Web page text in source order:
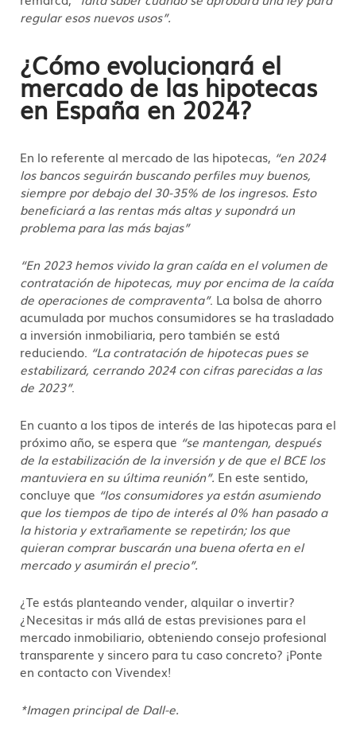
regular esos nuevos usos”.
¿Cómo evolucionará el
mercado de las hipotecas
en España en 2024?
En lo referente al mercado de las hipotecas, “en 2024
los bancos seguirán buscando perfiles muy buenos,
siempre por debajo del 30-35% de los ingresos. Esto
beneficiará a las rentas más altas y supondrá un
problema para las más bajas”
“En 2023 hemos vivido la gran caída en el volumen de
contratación de hipotecas, muy por encima de la caída
de operaciones de compraventa”. La bolsa de ahorro
acumulada por muchos consumidores se ha trasladado
a inversión inmobiliaria, pero también se está
reduciendo. “La contratación de hipotecas pues se
estabilizará, cerrando 2024 con cifras parecidas a las
de 2023”.
En cuanto a los tipos de interés de las hipotecas para el
próximo año, se espera que “se mantengan, después
de la estabilización de la inversión y de que el BCE los
mantuviera en su última reunión”. En este sentido,
concluye que “los consumidores ya están asumiendo
que los tiempos de tipo de interés al 0% han pasado a
la historia y extrañamente se repetirán; los que
quieran comprar buscarán una buena oferta en el
mercado y asumirán el precio”.
¿Te estás planteando vender, alquilar o invertir?
¿Necesitas ir más allá de estas previsiones para el
mercado inmobiliario, obteniendo consejo profesional
transparente y sincero para tu caso concreto? ¡Ponte
en contacto con Vivendex!
*Imagen principal de Dall-e.